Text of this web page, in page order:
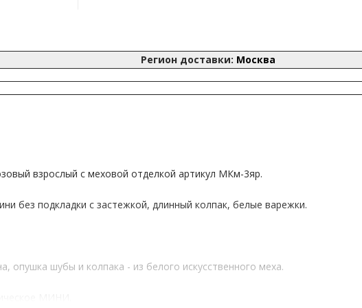
Регион доставки: Москва
взрослый с меховой отделкой артикул МКм-3яр.
без подкладки с застежкой, длинный колпак, белые варежки.
опушка шубы и колпака - из белого искусственного меха.